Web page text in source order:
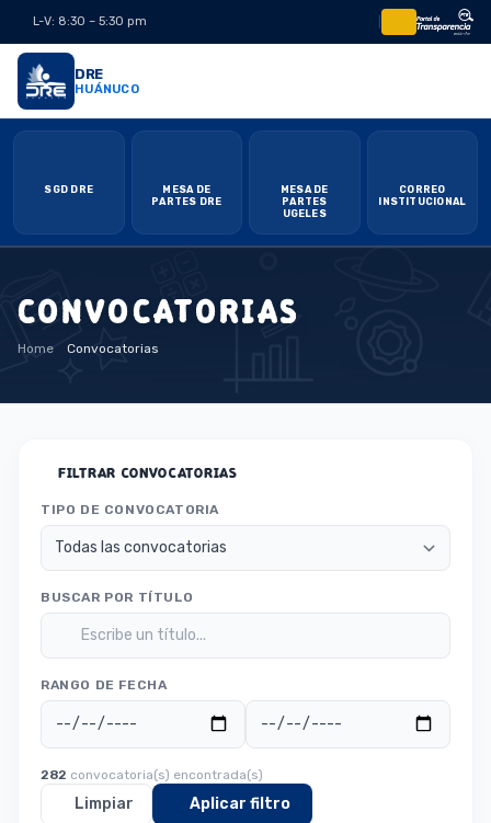
L-V: 8:30 – 5:30 pm
DRE
HUÁNUCO
SGD DRE
MESA DE
PARTES DRE
MESA DE
PARTES
UGELES
CORREO
INSTITUCIONAL
CONVOCATORIAS
Home Convocatorias
FILTRAR CONVOCATORIAS
TIPO DE CONVOCATORIA
BUSCAR POR TÍTULO
RANGO DE FECHA
282 convocatoria(s) encontrada(s)
Limpiar Aplicar filtro